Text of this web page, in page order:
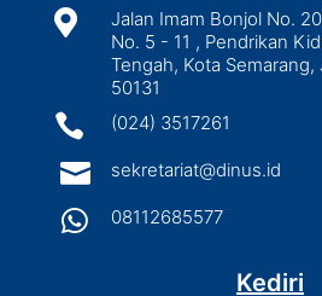

Jalan Imam Bonjol No.
No. 5 - 11 , Pendrikan
Tengah, Kota Semarang,
50131
 (024) 3517261
 sekretariat@dinus.id
 08112685577
Kediri